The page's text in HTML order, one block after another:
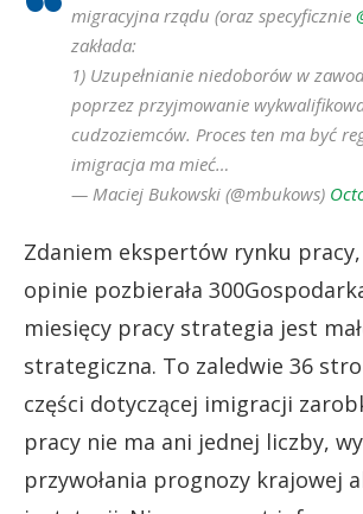
migracyjna rządu (oraz specyficznie
zakłada:
1) Uzupełnianie niedoborów w
poprzez przyjmowanie
cudzoziemców. Proces ten ma być
imigracja ma mieć…
— Maciej Bukowski (@mbukows)
Zdaniem ekspertów rynku
opinie pozbierała
miesięcy pracy strategia jest
strategiczna. To zaledwie 36
części dotyczącej imigracji
pracy nie ma ani jednej liczby,
przywołania prognozy krajowej